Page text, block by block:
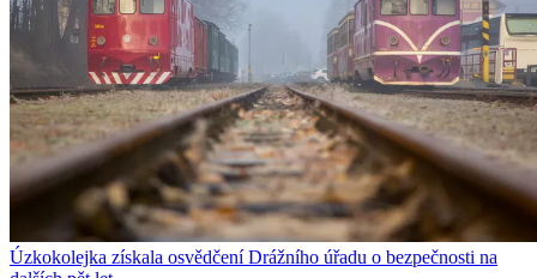
Úzkokolejka získala osvědčení Drážního úřadu o bezpečnosti na